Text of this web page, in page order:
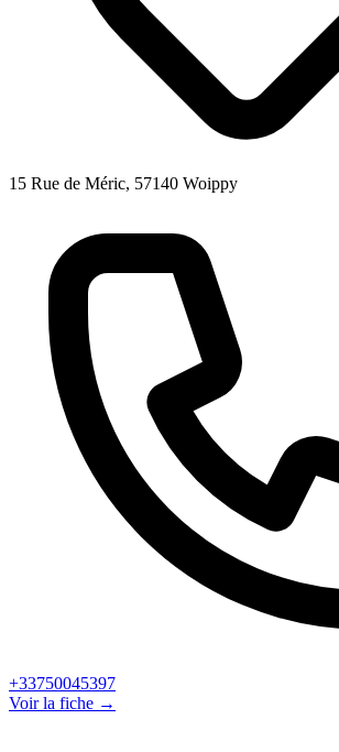
15 Rue de Méric, 57140 Woippy
+33750045397
Voir la fiche →